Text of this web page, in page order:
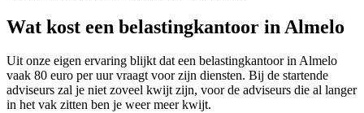
Wat kost een belastingkantoor in Almelo
Uit onze eigen ervaring blijkt dat een belastingkantoor in Almelo
vaak 80 euro per uur vraagt voor zijn diensten. Bij de startende
adviseurs zal je niet zoveel kwijt zijn, voor de adviseurs die al langer
in het vak zitten ben je weer meer kwijt.